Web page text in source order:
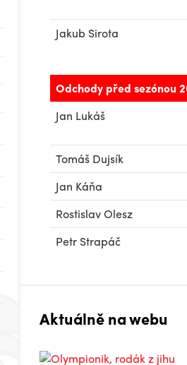
Jakub Sirota
Odchody před sezónou
Jan Lukáš
Tomáš Dujsík
Jan Káňa
Rostislav Olesz
Petr Strapáč
Aktuálně na webu